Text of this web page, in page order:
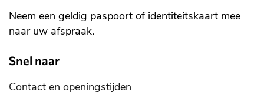
Neem een geldig paspoort of identiteitskaart mee
naar uw afspraak.
Snel naar
Contact en openingstijden